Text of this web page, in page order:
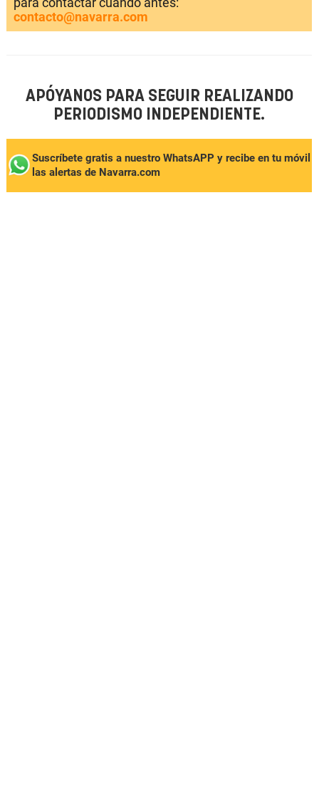
contacto@navarra.com
APÓYANOS PARA SEGUIR REALIZANDO
PERIODISMO INDEPENDIENTE.
Suscríbete gratis a nuestro WhatsAPP y recibe en tu móvil
las alertas de Navarra.com